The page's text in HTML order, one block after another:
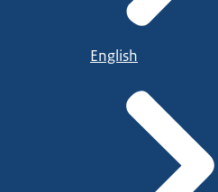
English